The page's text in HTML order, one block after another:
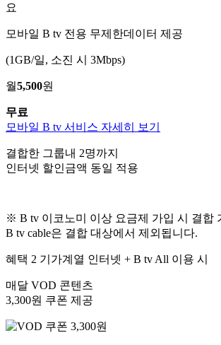
요
모바일 B tv 전용 무제한데이터 제공
(1GB/일, 소진 시 3Mbps)
월5,500원
무료
모바일 B tv 서비스 자세히 보기
결합한 그룹내 2명까지
인터넷 할인금액 동일 적용
※ B tv 이코노미 이상 요금제 가입 시 결합
B tv cable은 결합 대상에서 제외됩니다.
혜택 2 기가계열 인터넷 + B tv All 이용 시
매달 VOD 콘텐츠
3,300원 쿠폰 제공